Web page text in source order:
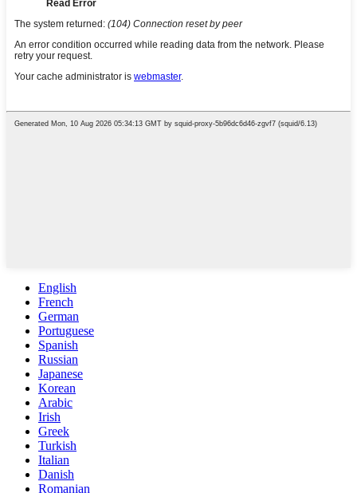
English
French
German
Portuguese
Spanish
Russian
Japanese
Korean
Arabic
Irish
Greek
Turkish
Italian
Danish
Romanian